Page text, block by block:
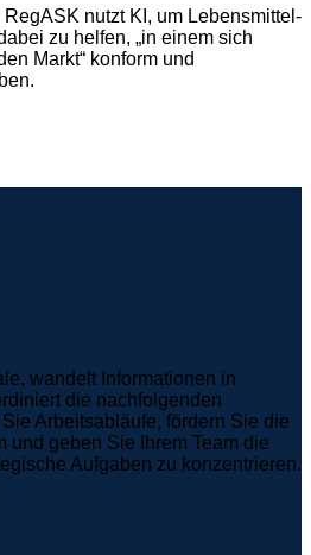
nutzt KI, um Lebensmittel-
zu helfen, „in einem sich
Markt“ konform und
wandelt Informationen in
die nachfolgenden
Arbeitsabläufe, fördern Sie die
und geben Sie Ihrem Team die
Aufgaben zu konzentrieren.